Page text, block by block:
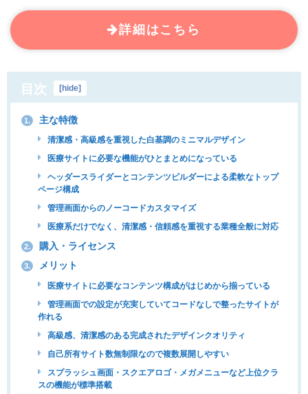
詳細はこちら
目次 [hide]
1. 主な特徴
清潔感・高級感を重視した白基調のミニマルデザイン
医療サイトに必要な機能がひとまとめになっている
ヘッダースライダーとコンテンツビルダーによる柔軟なトップ
ページ構成
管理画面からのノーコードカスタマイズ
医療系だけでなく、清潔感・信頼感を重視する業種全般に対応
2. 購入・ライセンス
3. メリット
医療サイトに必要なコンテンツ構成がはじめから揃っている
管理画面での設定が充実していてコードなしで整ったサイトが
作れる
高級感、清潔感のある完成されたデザインクオリティ
自己所有サイト数無制限なので複数展開しやすい
スプラッシュ画面・スクエアロゴ・メガメニューなど上位クラ
スの機能が標準搭載